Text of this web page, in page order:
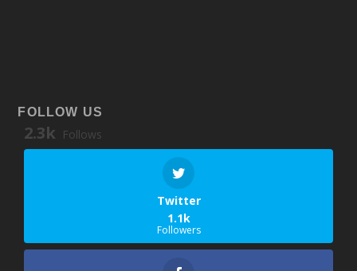
FOLLOW US
2.3k Follows
Twitter
1.1k
Followers